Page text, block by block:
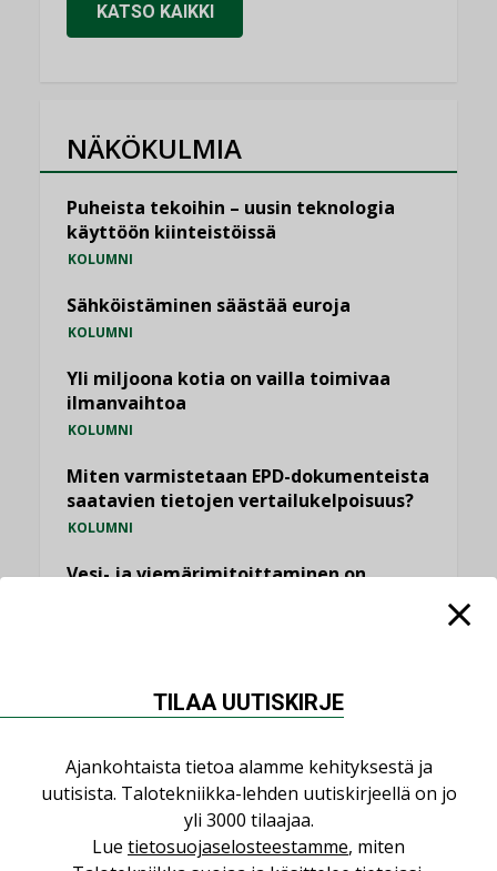
KATSO KAIKKI
NÄKÖKULMIA
Puheista tekoihin – uusin teknologia
käyttöön kiinteistöissä
KOLUMNI
Sähköistäminen säästää euroja
KOLUMNI
Yli miljoona kotia on vailla toimivaa
ilmanvaihtoa
KOLUMNI
Miten varmistetaan EPD-dokumenteista
saatavien tietojen vertailukelpoisuus?
KOLUMNI
Vesi- ja viemärimitoittaminen on
KATSO KAIKKI
NIMITYKSET
TILAA UUTISKIRJE
Ajankohtaista tietoa alamme kehityksestä ja
uutisista. Talotekniikka-lehden uutiskirjeellä on jo
yli 3000 tilaajaa.
Lue tietosuojaselosteestamme, miten